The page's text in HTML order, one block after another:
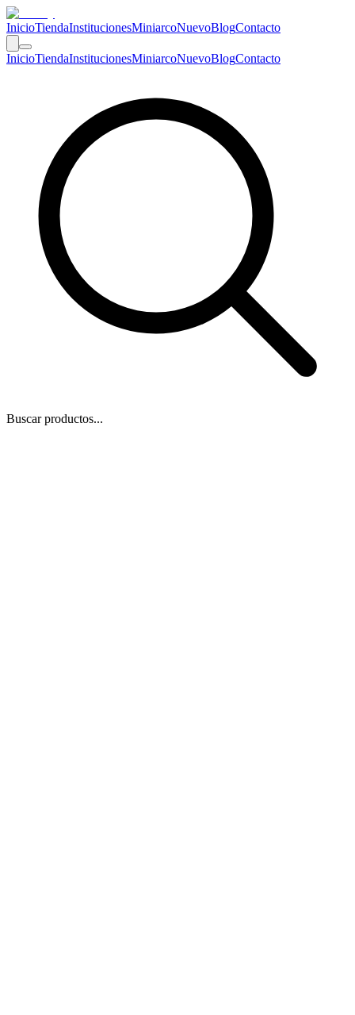
InicioTiendaInstitucionesMiniarcoNuevoBlogContacto
InicioTiendaInstitucionesMiniarcoNuevoBlogContacto
Buscar productos...